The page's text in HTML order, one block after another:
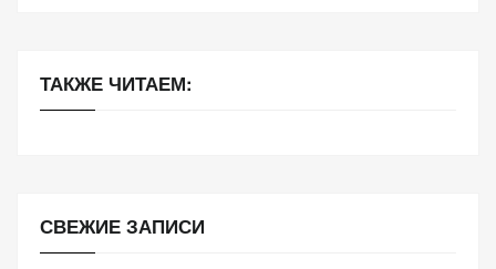
ТАКЖЕ ЧИТАЕМ:
СВЕЖИЕ ЗАПИСИ